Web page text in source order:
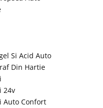
Si Acid Auto
Din Hartie
24v
Auto Confort